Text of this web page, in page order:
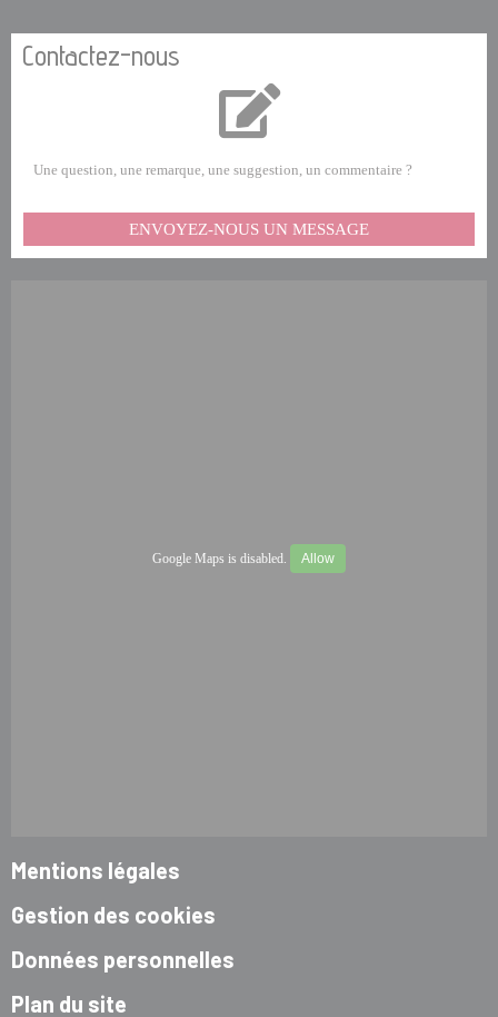
Contactez-nous
Une question, une remarque, une suggestion, un commentaire ?
ENVOYEZ-NOUS UN MESSAGE
Google Maps is disabled. Allow
Mentions légales
Gestion des cookies
Données personnelles
Plan du site